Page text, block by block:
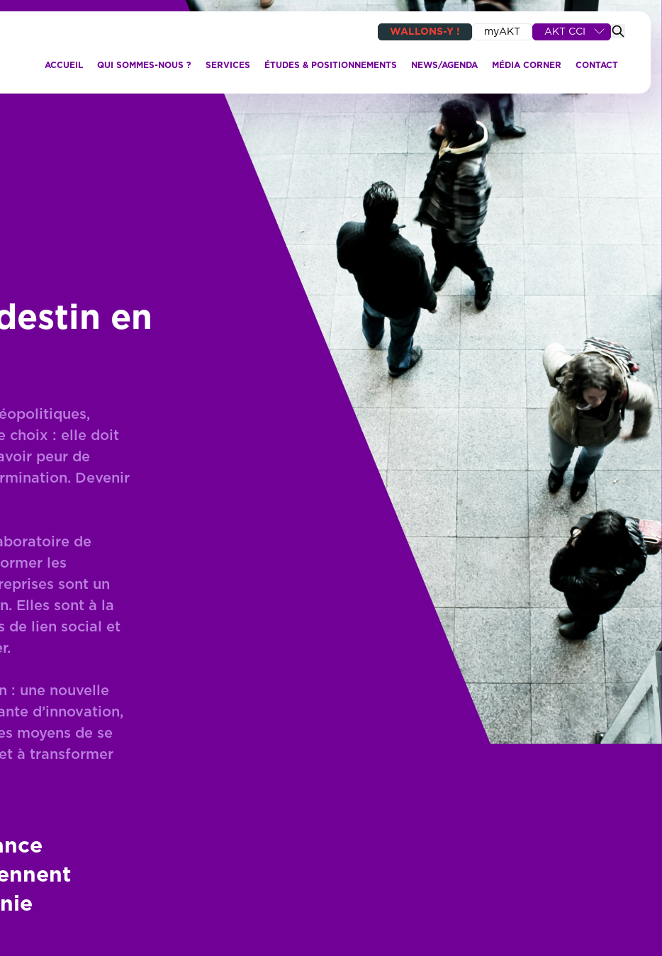
WALLONS-Y ! myAKT AKT CCI
ACCUEIL QUI SOMMES-NOUS ? SERVICES ÉTUDES & POSITIONNEMENTS NEWS/AGENDA MÉDIA CORNER CONTACT
en
choix : elle doit
peur de
Devenir
de
les
sont un
Elles sont à la
de lien social et
: une nouvelle
d’innovation,
moyens de se
à transformer